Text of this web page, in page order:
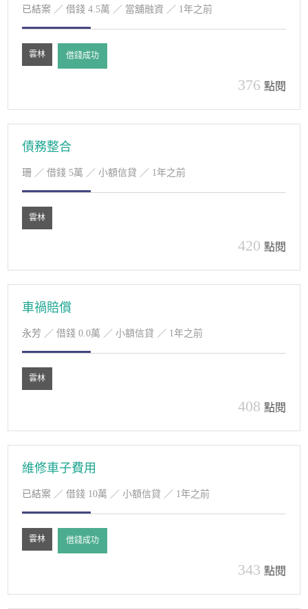
已結案 ／ 借錢 4.5萬 ／ 當舖融資 ／ 1年之前
雲林 借錢成功
376 點閱
債務整合
珊 ／ 借錢 5萬 ／ 小額信貸 ／ 1年之前
雲林
420 點閱
車禍賠償
永芳 ／ 借錢 0.0萬 ／ 小額信貸 ／ 1年之前
雲林
408 點閱
維修車子費用
已結案 ／ 借錢 10萬 ／ 小額信貸 ／ 1年之前
雲林 借錢成功
343 點閱